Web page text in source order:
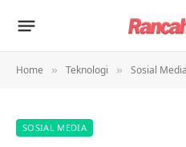
Home » Teknologi » Sosial Media
SOSIAL MEDIA